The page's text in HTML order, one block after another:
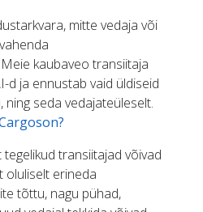
mitte vedaja või
kaubaveo transiitaja
d ja ennustab vaid üldiseid
ning seda vedajateüleselt.
transiitajad võivad
oluliselt erineda
tõttu, nagu pühad,